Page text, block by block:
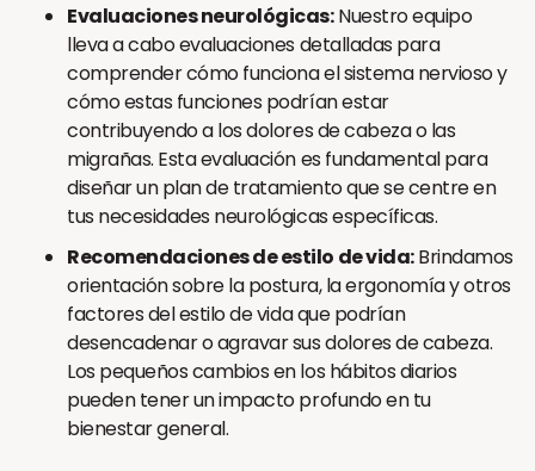
Evaluaciones neurológicas:Nuestro equipo
lleva a cabo evaluaciones detalladas para
comprender cómo funciona el sistema nervioso y
cómo estas funciones podrían estar
contribuyendo a los dolores de cabeza o las
migrañas. Esta evaluación es fundamental para
diseñar un plan de tratamiento que se centre en
tus necesidades neurológicas específicas.
Recomendaciones de estilo de vida:Brindamos
orientación sobre la postura, la ergonomía y otros
factores del estilo de vida que podrían
desencadenar o agravar sus dolores de cabeza.
Los pequeños cambios en los hábitos diarios
pueden tener un impacto profundo en tu
bienestar general.